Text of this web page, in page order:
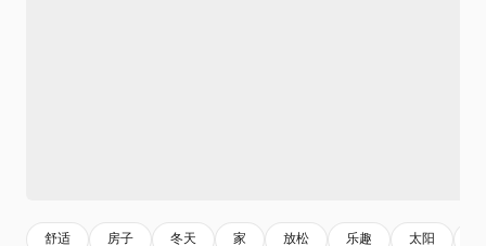
舒适 房子 冬天 家 放松 乐趣 太阳